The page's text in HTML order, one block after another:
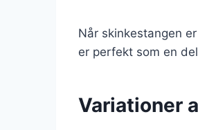
Når skinkestangen
er perfekt som en
Variationer